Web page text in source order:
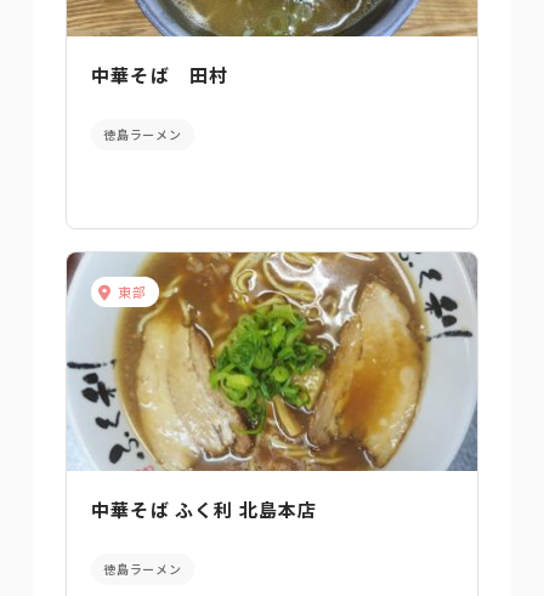
中華そば 田村
徳島ラーメン
東部
中華そば ふく利 北島本店
徳島ラーメン